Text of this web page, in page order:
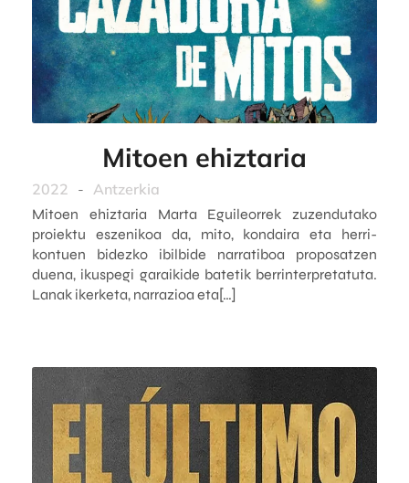
Mitoen ehiztaria
2022 - Antzerkia
Mitoen ehiztaria Marta Eguileorrek zuzendutako
proiektu eszenikoa da, mito, kondaira eta herri-
kontuen bidezko ibilbide narratiboa proposatzen
duena, ikuspegi garaikide batetik berrinterpretatuta.
Lanak ikerketa, narrazioa eta[…]